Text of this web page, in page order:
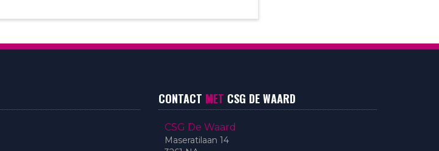
CONTACT MET CSG DE WAARD
CSG De Waard
Maseratilaan 14